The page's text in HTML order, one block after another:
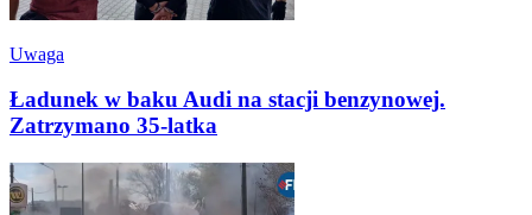
Uwaga
Ładunek w baku Audi na stacji benzynowej.
Zatrzymano 35-latka